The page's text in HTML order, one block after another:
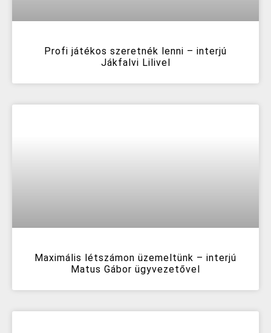
Profi játékos szeretnék lenni – interjú
Jákfalvi Lilivel
Maximális létszámon üzemeltünk – interjú
Matus Gábor ügyvezetővel